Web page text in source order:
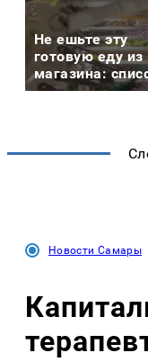
Не ешьте эту
готовую еду из
магазина:
Новости Самары